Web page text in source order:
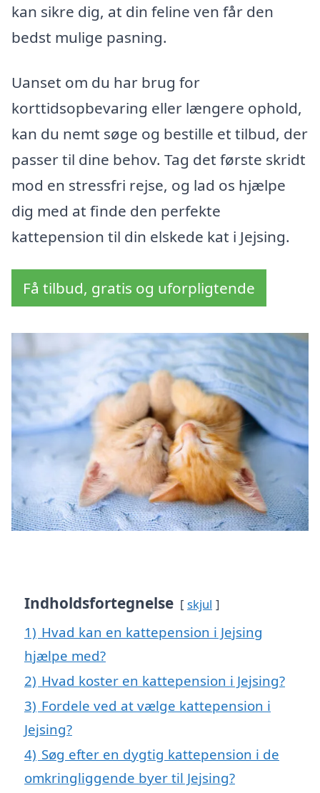
kan sikre dig, at din feline ven får den
bedst mulige pasning.
Uanset om du har brug for
korttidsopbevaring eller længere ophold,
kan du nemt søge og bestille et tilbud, der
passer til dine behov. Tag det første skridt
mod en stressfri rejse, og lad os hjælpe
dig med at finde den perfekte
kattepension til din elskede kat i Jejsing.
Få tilbud, gratis og uforpligtende
Indholdsfortegnelse skjul
1) Hvad kan en kattepension i Jejsing
hjælpe med?
2) Hvad koster en kattepension i Jejsing?
3) Fordele ved at vælge kattepension i
Jejsing?
4) Søg efter en dygtig kattepension i de
omkringliggende byer til Jejsing?